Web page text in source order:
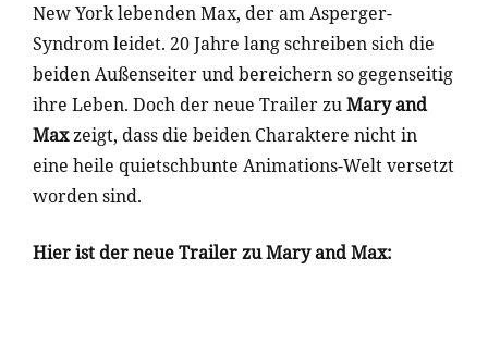
New York lebenden Max, der am Asperger-
Syndrom leidet. 20 Jahre lang schreiben sich die
beiden Außenseiter und bereichern so gegenseitig
ihre Leben. Doch der neue Trailer zuMary and
Maxzeigt, dass die beiden Charaktere nicht in
eine heile quietschbunte Animations-Welt versetzt
worden sind.
Hier ist der neue Trailer zu Mary and Max: